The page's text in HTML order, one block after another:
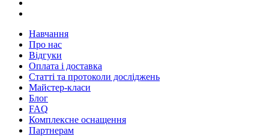
Навчання
Про нас
Відгуки
Оплата і доставка
Статті та протоколи досліджень
Майстер-класи
Блог
FAQ
Комплексне оснащення
Партнерам